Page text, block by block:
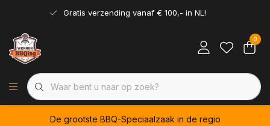
Gratis verzending vanaf € 100,- in NL!
0
De grootste BBQ-Speciaalzaak in de regio